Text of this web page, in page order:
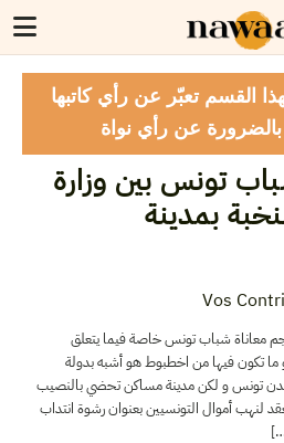
القسم تعبّر عن رأي كاتبها
عن رأي نواة
تونس بين وزارة
بمدينة
Vos
معاناة شباب تونس خاصة فيما يتعلق
و ما تكون فيها من اخطبوط هو أشبه بدولة
تونس و لكن مدينة مساكن تحضي بالنصيب
لنهب أموال التونسيين بعنوان رشوة انتداب